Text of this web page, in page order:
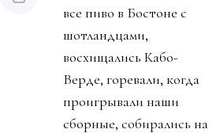
все пиво в Бостоне с
шотландцами,
восхищались Кабо-
Верде, горевали, когда
проигрывали наши
сборные, собирались на